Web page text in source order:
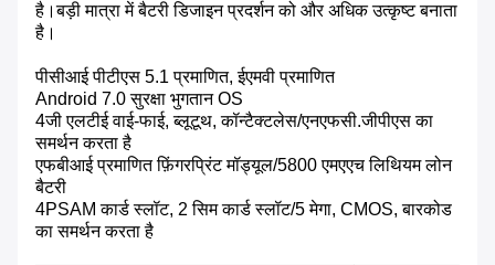
है।बड़ी मात्रा में बैटरी डिजाइन प्रदर्शन को और अधिक उत्कृष्ट बनाता
है।
पीसीआई पीटीएस 5.1 प्रमाणित, ईएमवी प्रमाणित
Android 7.0 सुरक्षा भुगतान OS
4जी एलटीई वाई-फाई, ब्लूटूथ, कॉन्टैक्टलेस/एनएफसी.जीपीएस का
समर्थन करता है
एफबीआई प्रमाणित फ़िंगरप्रिंट मॉड्यूल/5800 एमएएच लिथियम लोन
बैटरी
4PSAM कार्ड स्लॉट, 2 सिम कार्ड स्लॉट/5 मेगा, CMOS, बारकोड
का समर्थन करता है